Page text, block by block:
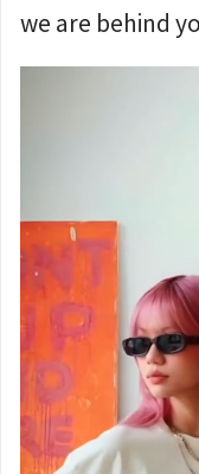
we are behind